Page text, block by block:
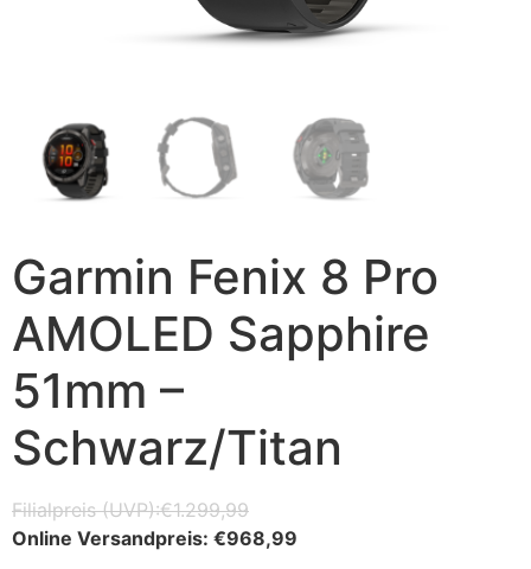
Garmin Fenix 8 Pro
AMOLED Sapphire
51mm –
Schwarz/Titan
€1.299,99
€968,99